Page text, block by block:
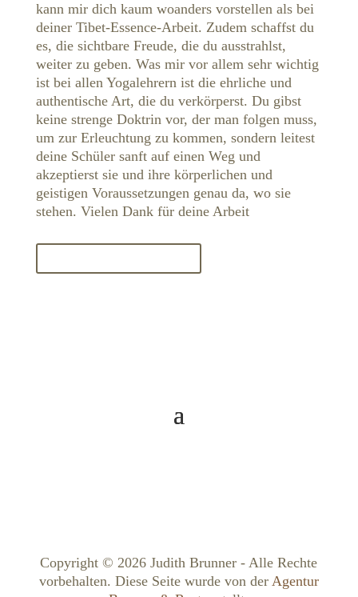
kann mir dich kaum woanders vorstellen als bei
deiner Tibet-Essence-Arbeit. Zudem schaffst du
es, die sichtbare Freude, die du ausstrahlst,
weiter zu geben. Was mir vor allem sehr wichtig
ist bei allen Yogalehrern ist die ehrliche und
authentische Art, die du verkörperst. Du gibst
keine strenge Doktrin vor, der man folgen muss,
um zur Erleuchtung zu kommen, sondern leitest
deine Schüler sanft auf einen Weg und
akzeptierst sie und ihre körperlichen und
geistigen Voraussetzungen genau da, wo sie
stehen. Vielen Dank für deine Arbeit
Copyright © 2026 Judith Brunner - Alle Rechte
vorbehalten. Diese Seite wurde von der Agentur